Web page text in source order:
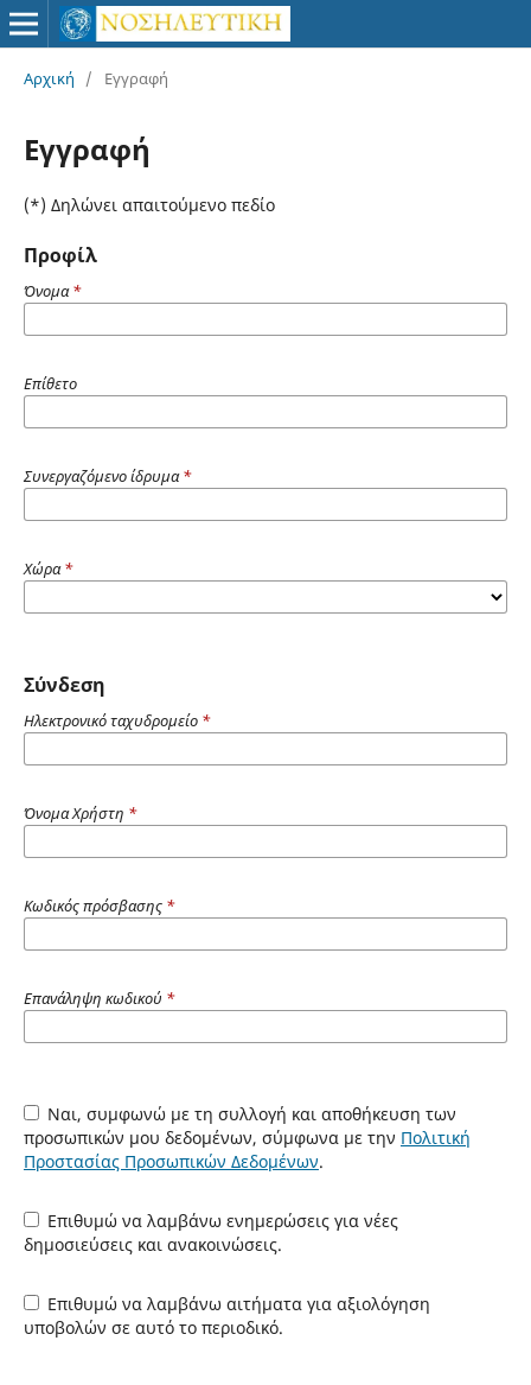
Αρχική / Εγγραφή
Εγγραφή
(*) Δηλώνει απαιτούμενο πεδίο
Προφίλ
Όνομα*
Επίθετο
Συνεργαζόμενο ίδρυμα*
Χώρα*
Σύνδεση
Ηλεκτρονικό ταχυδρομείο *
Όνομα Χρήστη *
Κωδικός πρόσβασης *
Επανάληψη κωδικού *
προσωπικών μου δεδομένων, σύμφωνα με την Πολιτική
Προστασίας Προσωπικών Δεδομένων.
δημοσιεύσεις και ανακοινώσεις.
υποβολών σε αυτό το περιοδικό.